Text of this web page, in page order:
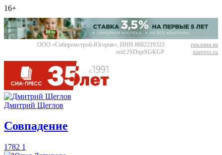
16+
ООО «Сибпромстрой-Югория», ИНН 8602219323
erid:2SDnjeSGKGP
реклама на
siapress.ru
Дмитрий Щеглов
​Совпадение
1782 1